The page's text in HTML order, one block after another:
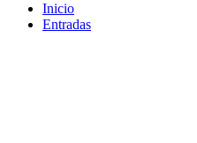
Inicio
Entradas